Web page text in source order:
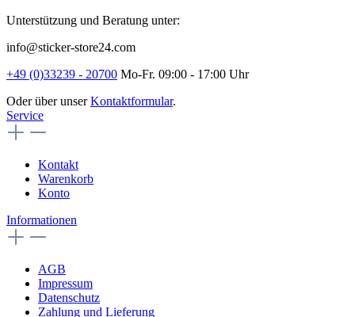
Unterstützung und Beratung unter:
info@sticker-store24.com
+49 (0)33239 - 20700 Mo-Fr. 09:00 - 17:00 Uhr
Oder über unserKontaktformular.
Service
Kontakt
Warenkorb
Konto
Informationen
AGB
Impressum
Datenschutz
Zahlung und Lieferung